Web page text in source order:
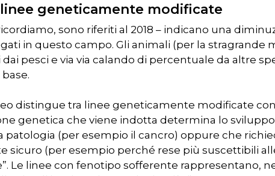
geneticamente modificate
sono riferiti al 2018 – indicano una
in questo campo. Gli animali (per la stragrande
pesci e via via calando di percentuale da altre
distingue tra linee geneticamente modificate
genetica che viene indotta determina lo
patologia (per esempio il cancro) oppure che
sicuro (per esempio perché rese più suscettibili
Le linee con fenotipo sofferente rappresentano, nel